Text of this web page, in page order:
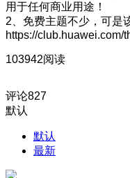
用于任何商业用途！
2、免费主题不少，可是
https://club.huawei.com/
103942阅读
评论827
默认
默认
最新